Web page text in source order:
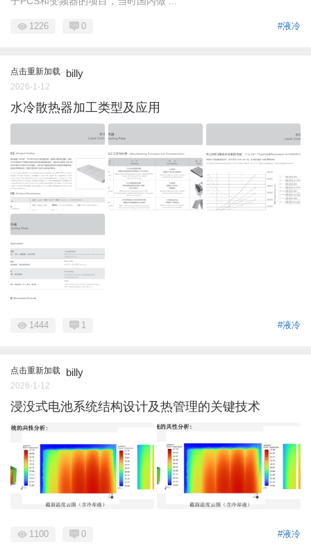
#液冷
1226 0
点击重新加载 billy
2026-1-12
水冷散热器加工类型及应用
#液冷
1444 1
点击重新加载 billy
2026-1-12
浸没式电池系统结构设计及热管理的关键技术
#液冷
1100 0